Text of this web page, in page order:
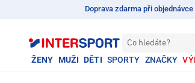
Doprava zdarma při objednávce
Co hledáte?
ŽENY MUŽI DĚTI SPORTY ZNAČKY